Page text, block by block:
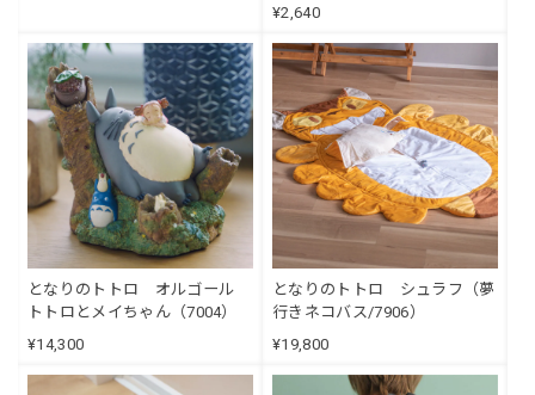
¥2,640
となりのトトロ オルゴール
トトロとメイちゃん（7004）
¥14,300
となりのトトロ シュラフ（夢
行きネコバス/7906）
¥19,800